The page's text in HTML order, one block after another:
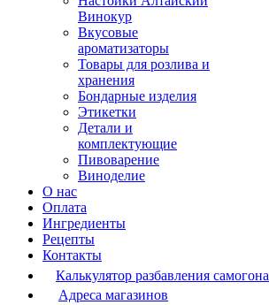
Винокур
Вкусовые
ароматизаторы
Товары для розлива и
хранения
Бондарные изделия
Этикетки
Детали и
комплектующие
Пивоварение
Виноделие
О нас
Оплата
Ингредиенты
Рецепты
Контакты
Калькулятор разбавления самогона
Адреса магазинов